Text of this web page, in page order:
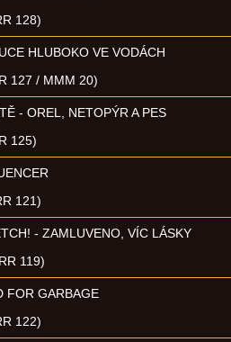
128)
HLUBOKO VE VODÁCH
127 / MMM 20)
- OREL, NETOPÝR A PES
125)
121)
- ZAMLUVENO, VÍC LÁSKY
119)
FOR GARBAGE
122)